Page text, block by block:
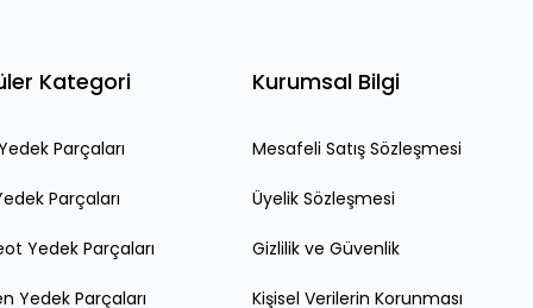
Kategori
Parçaları
Parçaları
Yedek Parçaları
Yedek Parçaları
Kurumsal Bilgi
Mesafeli Satış Sözleşmesi
Üyelik Sözleşmesi
Gizlilik ve Güvenlik
Kişisel Verilerin Korunması